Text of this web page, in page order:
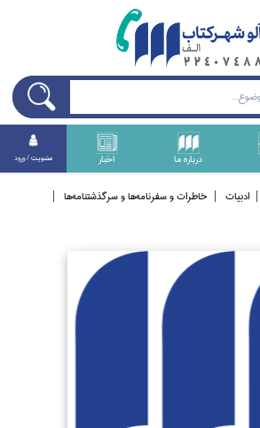
درباره ما اخبار عضويت / ورود
ادبيات
خاطرات و سفرنامه‌ها و سرگذشتنامه‌ها